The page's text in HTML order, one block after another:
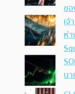
ข
เ
ห่
น